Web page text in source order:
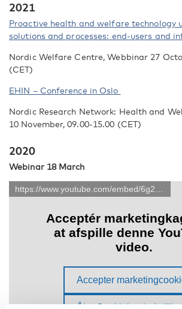
2021
Proactive health and welfare technology
solutions and processes: end-users and
Nordic Welfare Centre, Webbinar 27
(CET)
EHIN – Conference in Oslo
Nordic Research Network: Health and
10 November, 09.00-15.00 (CET)
2020
Webinar 18 March